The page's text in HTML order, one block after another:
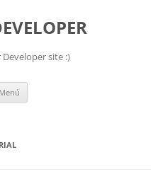
site :)
Menú